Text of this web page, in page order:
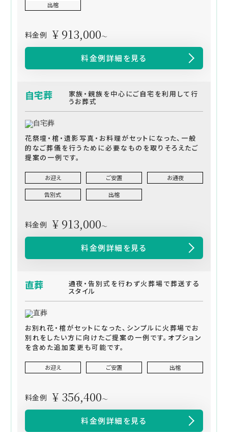
出棺
料金例 ¥ 913,000～
料金例詳細を見る
自宅葬 家族・親族を中心にご自宅を利用して行
うお葬式
花祭壇・棺・遺影写真・お料理がセットになった、一般
的なご葬儀を行うために必要なものを取りそろえたご
提案の一例です。
お迎え ご安置 お通夜
告別式 出棺
料金例 ¥ 913,000～
料金例詳細を見る
直葬 通夜・告別式を行わず火葬場で葬送する
スタイル
お別れ花・棺がセットになった、シンプルに火葬場でお
別れをしたい方に向けたご提案の一例です。オプション
を含めた追加変更も可能です。
お迎え ご安置 出棺
料金例 ¥ 356,400～
料金例詳細を見る